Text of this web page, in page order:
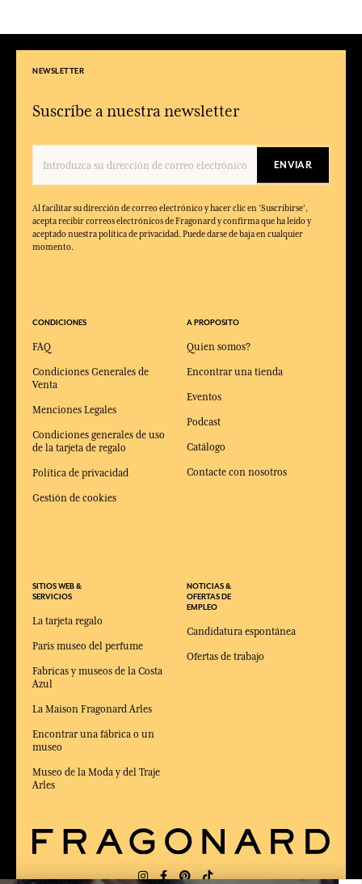
NEWSLETTER
Suscríbe a nuestra newsletter
ENVIAR
Al facilitar su dirección de correo electrónico y hacer clic en 'Suscribirse',
acepta recibir correos electrónicos de Fragonard y confirma que ha leído y
aceptado nuestra política de privacidad. Puede darse de baja en cualquier
momento.
CONDICIONES
FAQ
Condiciones Generales de
Venta
Menciones Legales
Condiciones generales de uso
de la tarjeta de regalo
Política de privacidad
Gestión de cookies
SITIOS WEB &
SERVICIOS
La tarjeta regalo
Paris museo del perfume
Fabricas y museos de la Costa
Azul
La Maison Fragonard Arles
Encontrar una fábrica o un
museo
Museo de la Moda y del Traje
Arles
A PROPOSITO
Quien somos?
Encontrar una tienda
Eventos
Podcast
Catálogo
Contacte con nosotros
NOTICIAS &
OFERTAS DE
EMPLEO
Candidatura espontánea
Ofertas de trabajo